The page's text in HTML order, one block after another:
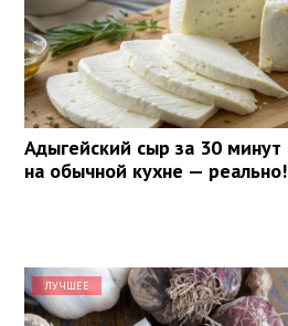
Адыгейский сыр за 30 минут
на обычной кухне — реально!
ЛУЧШЕЕ